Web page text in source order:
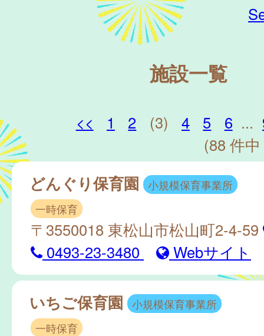
施設一覧
<< 1 2 (3) 4 5 6 ...
(88 件
どんぐり保育園
小規模保育事業所
一時保育
〒3550018 東松山市松山町2-4-59
0493-23-3480
Webサイト
いちご保育園
小規模保育事業所
一時保育